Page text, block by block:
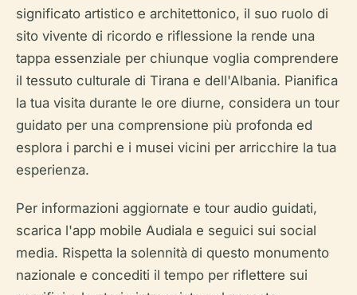
significato artistico e architettonico, il suo ruolo di
sito vivente di ricordo e riflessione la rende una
tappa essenziale per chiunque voglia comprendere
il tessuto culturale di Tirana e dell'Albania. Pianifica
la tua visita durante le ore diurne, considera un tour
guidato per una comprensione più profonda ed
esplora i parchi e i musei vicini per arricchire la tua
esperienza.
Per informazioni aggiornate e tour audio guidati,
scarica l'app mobile Audiala e seguici sui social
media. Rispetta la solennità di questo monumento
nazionale e concediti il tempo per riflettere sui